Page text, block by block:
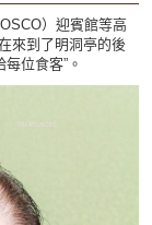
SCO）迎賓館等高
來到了明洞亭的後
位食客”。